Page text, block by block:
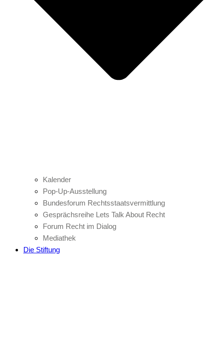
Kalender
Pop-Up-Ausstellung
Bundesforum Rechtsstaatsvermittlung
Gesprächsreihe Lets Talk About Recht
Forum Recht im Dialog
Mediathek
Die Stiftung